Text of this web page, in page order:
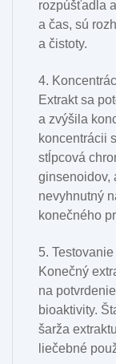
rozpúšťadla
a čas, sú
a čistoty.
4.
Extrakt sa
a zvýšila
koncentrácii
stĺpcová
ginsenoidov,
nevyhnutný
konečného
5.
Konečný
na
bioaktivity.
šarža
liečebné